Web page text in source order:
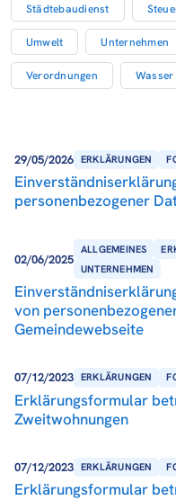
Städtebaudienst
Umwelt Unternehmen
Verordnungen
29/05/2026 ERKLÄRUNGEN
personenbezogener
02/06/2025
ALLGEMEINES
UNTERNEHMEN
von
Gemeindewebseite
07/12/2023 ERKLÄRUNGEN
Erklärungsformular
Zweitwohnungen
07/12/2023 ERKLÄRUNGEN
Erklärungsformular